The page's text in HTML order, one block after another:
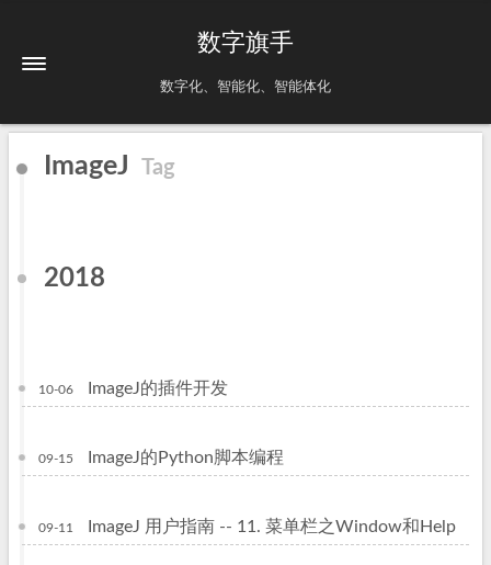
数字旗手
数字化、智能化、智能体化
ImageJ Tag
2018
10-06 ImageJ的插件开发
09-15 ImageJ的Python脚本编程
09-11 ImageJ 用户指南 -- 11. 菜单栏之Window和Help